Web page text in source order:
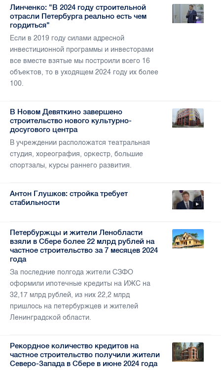
Линченко: "В 2024 году строительной
отрасли Петербурга реально есть чем
гордиться"
Если в 2019 году силами адресной
инвестиционной программы и инвесторами
все вместе взятые мы построили всего 16
объектов, то в уходящем 2024 году их более
100.
В Новом Девяткино завершено
строительство нового культурно-
досугового центра
В учреждении расположатся театральная
студия, хореография, оркестр, большие
спортзалы, курсы раннего развития.
Антон Глушков: стройка требует
стабильности
Петербуржцы и жители Ленобласти
взяли в Сбере более 22 млрд рублей на
частное строительство за 7 месяцев 2024
года
За последние полгода жители СЗФО
оформили ипотечные кредиты на ИЖС на
32,17 млрд рублей, из них 22,2 млрд
пришлось на петербуржцев и жителей
Ленинградской области.
Рекордное количество кредитов на
частное строительство получили жители
Северо-Запада в Сбере в июне 2024 года